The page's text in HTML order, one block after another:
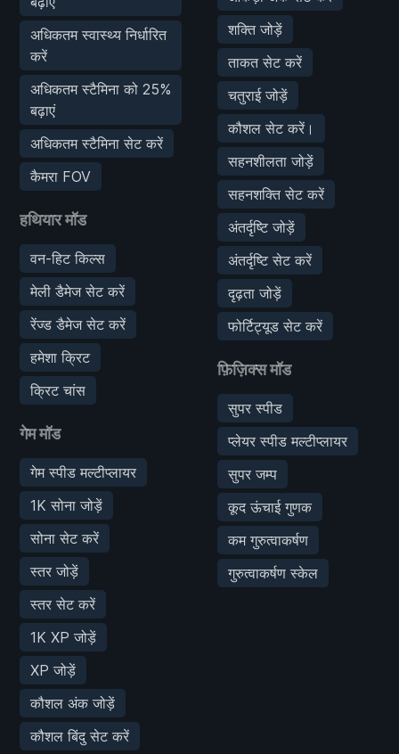
अधिकतम स्वास्थ्य निर्धारित
करें
अधिकतम स्टैमिना को 25%
बढ़ाएं
अधिकतम स्टैमिना सेट करें
कैमरा FOV
हथियार मॉड
वन-हिट किल्स
मेली डैमेज सेट करें
रेंज्ड डैमेज सेट करें
हमेशा क्रिट
क्रिट चांस
गेम मॉड
गेम स्पीड मल्टीप्लायर
1K सोना जोड़ें
सोना सेट करें
स्तर जोड़ें
स्तर सेट करें
1K XP जोड़ें
XP जोड़ें
कौशल अंक जोड़ें
कौशल बिंदु सेट करें
शक्ति जोड़ें
ताकत सेट करें
चतुराई जोड़ें
कौशल सेट करें।
सहनशीलता जोड़ें
सहनशक्ति सेट करें
अंतर्दृष्टि जोड़ें
अंतर्दृष्टि सेट करें
दृढ़ता जोड़ें
फोर्टिट्यूड सेट करें
फ़िज़िक्स मॉड
सुपर स्पीड
प्लेयर स्पीड मल्टीप्लायर
सुपर जम्प
कूद ऊंचाई गुणक
कम गुरुत्वाकर्षण
गुरुत्वाकर्षण स्केल